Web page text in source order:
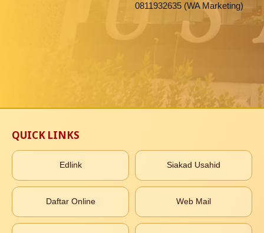
0811932635 (WA Marketing)
QUICK LINKS
Edlink Siakad Usahid
Daftar Online Web Mail